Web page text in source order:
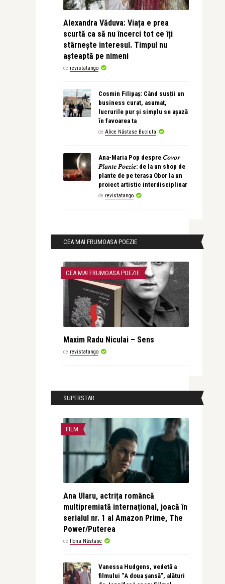
Alexandra Văduva: Viața e prea
scurtă ca să nu încerci tot ce îți
stârnește interesul. Timpul nu
așteaptă pe nimeni
de revistatango
Cosmin Filipaș: Când susții un
business curat, asumat,
lucrurile pur și simplu se așază
în favoarea ta
de Alice Năstase Buciuta
Ana-Maria Pop despre 𝐶𝑜𝑣𝑜𝑟
𝑃𝑙𝑎𝑛𝑡𝑒 𝑃𝑜𝑒𝑧𝑖𝑒: de la un shop de
plante de pe terasa Obor la un
proiect artistic interdisciplinar
de revistatango
CEA MAI FRUMOASA POEZIE
CEA MAI FRUMOASA POEZIE
Maxim Radu Niculai – Sens
de revistatango
SUPERSTAR
FILM
Ana Ularu, actrița româncă
multipremiată internațional, joacă în
serialul nr. 1 al Amazon Prime, The
Power/Puterea
de Ilona Năstase
Vanessa Hudgens, vedetă a
filmului “A doua șansă”, alături